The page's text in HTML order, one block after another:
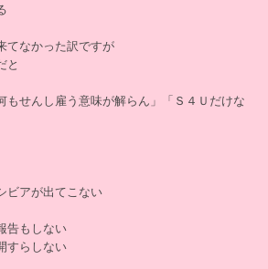
てなかった訳ですが
と
もせんし雇う意味が解らん」「Ｓ４Ｕだけな
ビアが出てこない
告もしない
すらしない